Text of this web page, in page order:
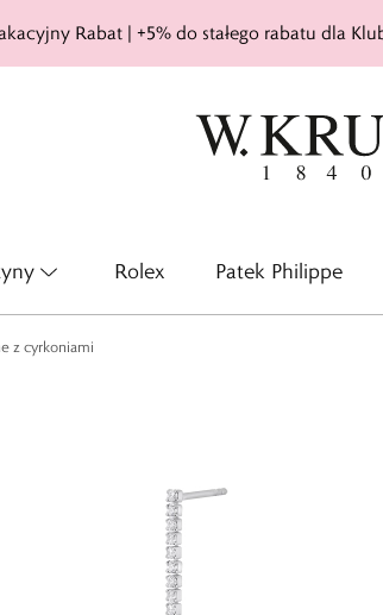
Rabat | +5% do stałego rabatu dla
Rolex Patek Philippe
z cyrkoniami